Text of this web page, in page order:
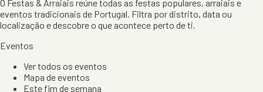
O Festas & Arraiais reúne todas as festas populares, arraiais e
eventos tradicionais de Portugal. Filtra por distrito, data ou
localização e descobre o que acontece perto de ti.
Eventos
Ver todos os eventos
Mapa de eventos
Este fim de semana